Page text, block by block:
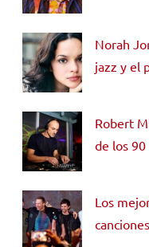
Norah
jazz y el
Robert
de los 90
Los